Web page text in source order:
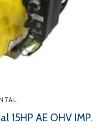
AE OHV IMP.